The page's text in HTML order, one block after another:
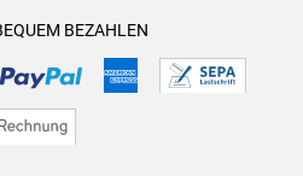
BEZAHLEN